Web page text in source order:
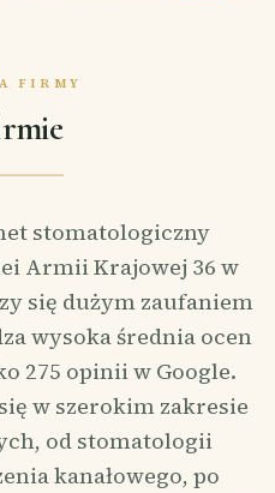
FIRMY
stomatologiczny
Armii Krajowej 36 w
się dużym zaufaniem
wysoka średnia ocen
275 opinii w Google.
w szerokim zakresie
od stomatologii
kanałowego, po